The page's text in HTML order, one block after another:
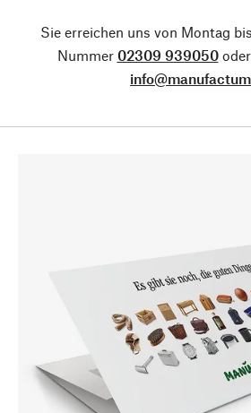
Sie erreichen uns von Montag
Nummer 02309 939050oder